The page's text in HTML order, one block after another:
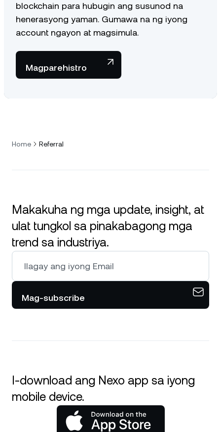
blockchain para hubugin ang susunod na
henerasyong yaman. Gumawa na ng iyong
account ngayon at magsimula.
Magparehistro
Home Referral
Makakuha ng mga update, insight, at
ulat tungkol sa pinakabagong mga
trend sa industriya.
Mag-subscribe
I-download ang Nexo app sa iyong
mobile device.